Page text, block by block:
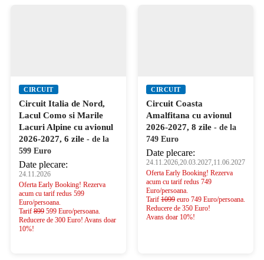
CIRCUIT
Circuit Italia de Nord,
Lacul Como si Marile
Lacuri Alpine cu avionul
2026-2027, 6 zile - de la
599 Euro
Date plecare:
24.11.2026
Oferta Early Booking! Rezerva
acum cu tarif redus 599
Euro/persoana.
Tarif 899 599 Euro/persoana.
Reducere de 300 Euro! Avans doar
10%!
CIRCUIT
Circuit Coasta
Amalfitana cu avionul
2026-2027, 8 zile - de la
749 Euro
Date plecare:
24.11.2026,20.03.2027,11.06.2027
Oferta Early Booking! Rezerva
acum cu tarif redus 749
Euro/persoana.
Tarif 1099 euro 749 Euro/persoana.
Reducere de 350 Euro!
Avans doar 10%!